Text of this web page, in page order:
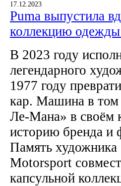
17.12.2023
Puma выпустила
коллекцию
В 2023 году
легендарного
1977 году
кар. Машина в том
Ле-Мана» в своём
историю бренда и
Память художника
Motorsport
капсульной